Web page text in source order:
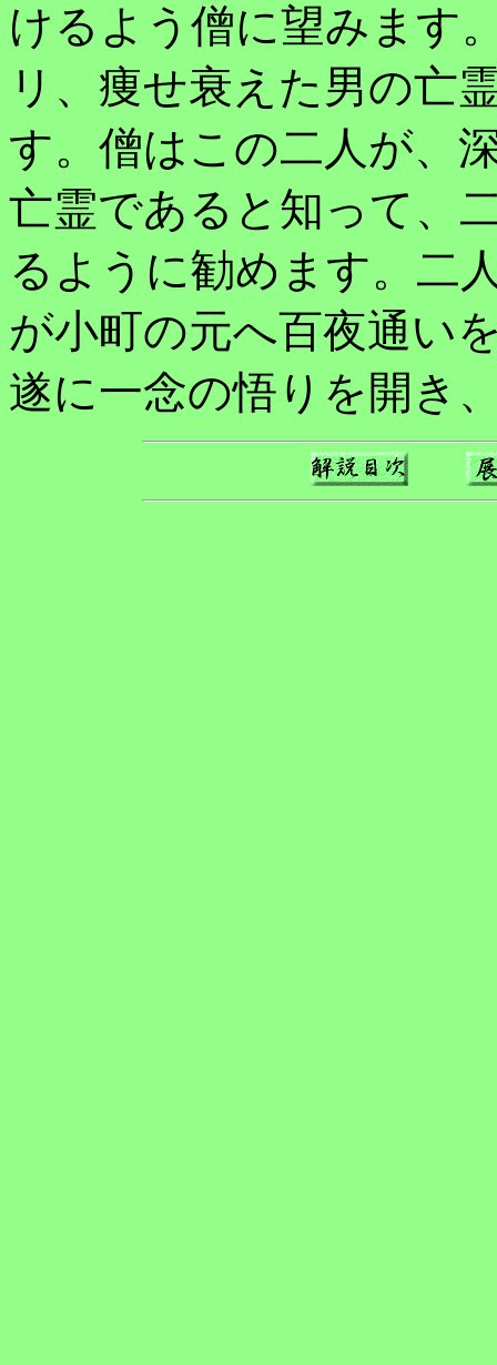
けるよう僧に望みます
リ、痩せ衰えた男の亡
す。僧はこの二人が、
亡霊であると知って、
るように勧めます。二
が小町の元へ百夜通い
遂に一念の悟りを開き